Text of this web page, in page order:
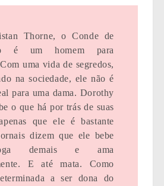
Thorne, o Conde de
é um homem para
uma vida de segredos,
na sociedade, ele não é
para uma dama. Dorothy
o que há por trás de suas
que ele é bastante
dizem que ele bebe
demais e ama
E até mata. Como
a ser dona do